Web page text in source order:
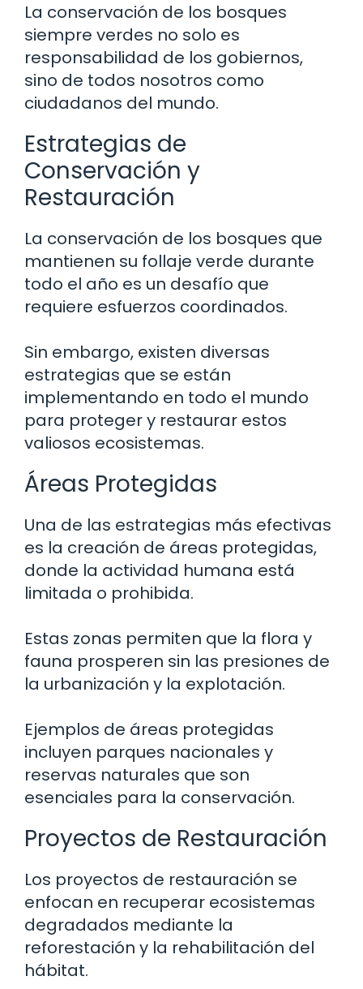
La conservación de los bosques
siempre verdes no solo es
responsabilidad de los gobiernos,
sino de todos nosotros como
ciudadanos del mundo.
Estrategias de
Conservación y
Restauración
La conservación de los bosques que
mantienen su follaje verde durante
todo el año es un desafío que
requiere esfuerzos coordinados.
Sin embargo, existen diversas
estrategias que se están
implementando en todo el mundo
para proteger y restaurar estos
valiosos ecosistemas.
Áreas Protegidas
Una de las estrategias más efectivas
es la creación de áreas protegidas,
donde la actividad humana está
limitada o prohibida.
Estas zonas permiten que la flora y
fauna prosperen sin las presiones de
la urbanización y la explotación.
Ejemplos de áreas protegidas
incluyen parques nacionales y
reservas naturales que son
esenciales para la conservación.
Proyectos de Restauración
Los proyectos de restauración se
enfocan en recuperar ecosistemas
degradados mediante la
reforestación y la rehabilitación del
hábitat.